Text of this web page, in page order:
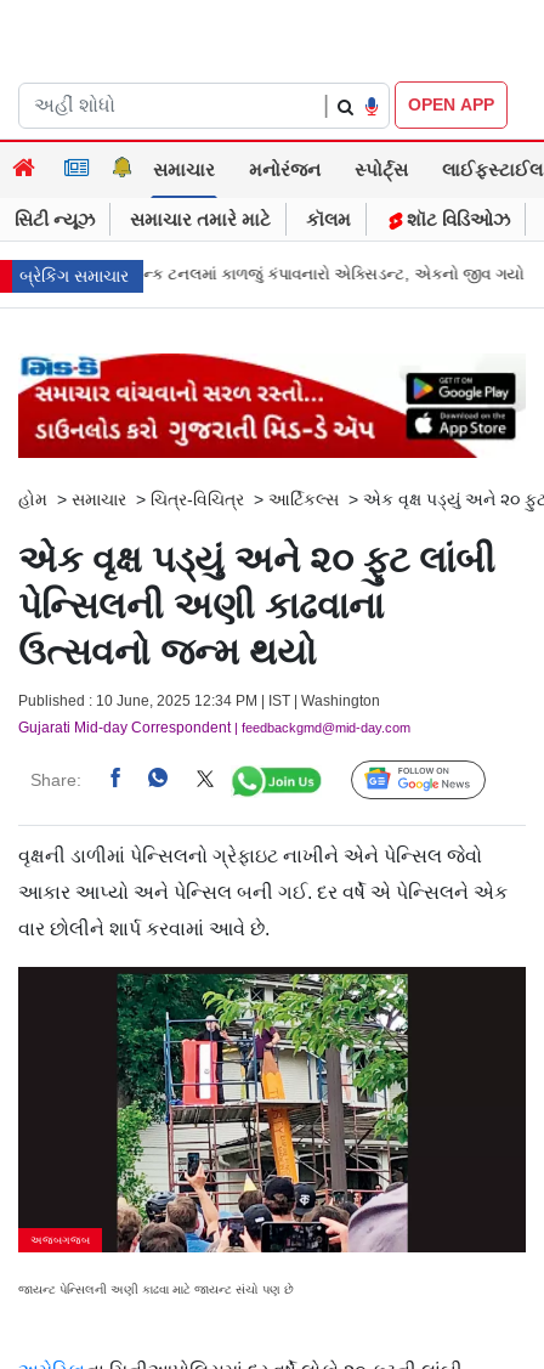
OPEN APP
સમાચાર મનોરંજન સ્પોર્ટ્સ લાઈફસ્ટાઈલ
સિટી ન્યૂઝ સમાચાર તમારે માટે કૉલમ શૉટ વિડિઓઝ
બ્રેકિંગ સમાચાર
એક્સિડન્ટ, એકનો જીવ ગયો Gujarat News: મોરબીમાં મેજિક! કૂવાનું પાણી
હોમ > સમાચાર > ચિત્ર-વિચિત્ર > આર્ટિકલ્સ > એક વૃક્ષ પડ્યું અને ૨૦ ફુટ
એક વૃક્ષ પડ્યું અને ૨૦ ફુટ લાંબી
પેન્સિલની અણી કાઢવાના
ઉત્સવનો જન્મ થયો
Published : 10 June, 2025 12:34 PM | IST | Washington
Gujarati Mid-day Correspondent| feedbackgmd@mid-day.com
Share: Follow Us
વૃક્ષની ડાળીમાં પેન્સિલનો ગ્રેફાઇટ નાખીને એને પેન્સિલ જેવો
આકાર આપ્યો અને પેન્સિલ બની ગઈ. દર વર્ષે એ પેન્સિલને એક
વાર છોલીને શાર્પ કરવામાં આવે છે.
અજબગજબ
જાયન્ટ પેન્સિલની અણી કાઢવા માટે જાયન્ટ સંચો પણ છે